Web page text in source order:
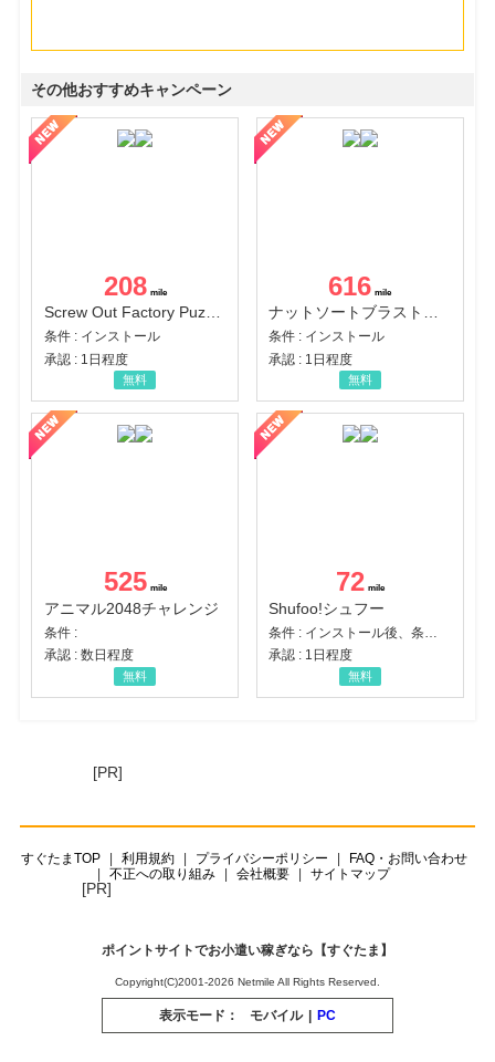
その他おすすめキャンペーン
208
Screw Out Factory Puzzle 3D（経験値バーのマイルストーンを5にする（ユーザーレベル5に到達する））（Android）
条件 : インストール
承認 : 1日程度
無料
616
ナットソートブラスト：カラーパズル（チャレンジ11完了）（Android）
条件 : インストール
承認 : 1日程度
無料
525
アニマル2048チャレンジ
条件 :
承認 : 数日程度
無料
72
Shufoo!シュフー
承認 : 1日程度
無料
[PR]
すぐたまTOP 利用規約 プライバシーポリシー
FAQ・お問い合わせ
不正への取り組み
会社概要 サイトマップ
[PR]
ポイントサイトでお小遣い稼ぎなら【すぐたま】
Copyright(C)2001-2026 Netmile All Rights Reserved.
表示モード： モバイル | PC